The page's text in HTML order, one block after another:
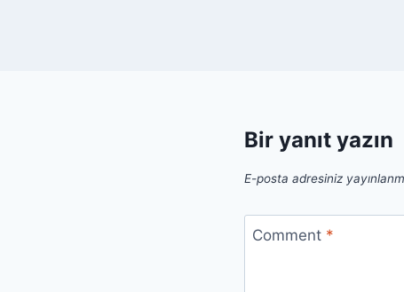
Bir yanıt yazın
E-posta adresiniz
Comment *